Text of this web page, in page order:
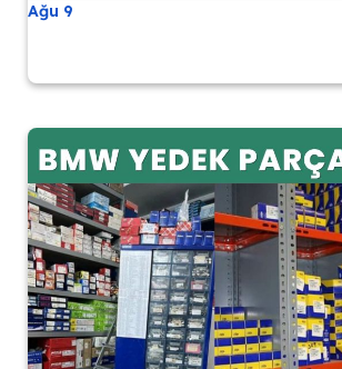
Ağu 9